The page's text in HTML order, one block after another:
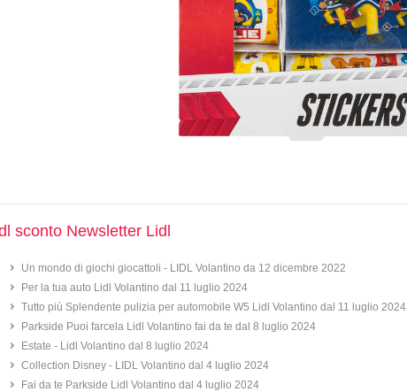
sconto Newsletter Lidl
Un mondo di giochi giocattoli - LIDL Volantino da 12 dicembre 2022
Per la tua auto Lidl Volantino dal 11 luglio 2024
Tutto più Splendente pulizia per automobile W5 Lidl Volantino dal 11 luglio 2024
Parkside Puoi farcela Lidl Volantino fai da te dal 8 luglio 2024
Estate - Lidl Volantino dal 8 luglio 2024
Collection Disney - LIDL Volantino dal 4 luglio 2024
Fai da te Parkside Lidl Volantino dal 4 luglio 2024